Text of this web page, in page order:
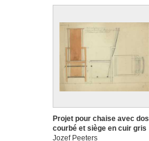
Projet pour chaise avec dos
courbé et siège en cuir gris
Jozef Peeters